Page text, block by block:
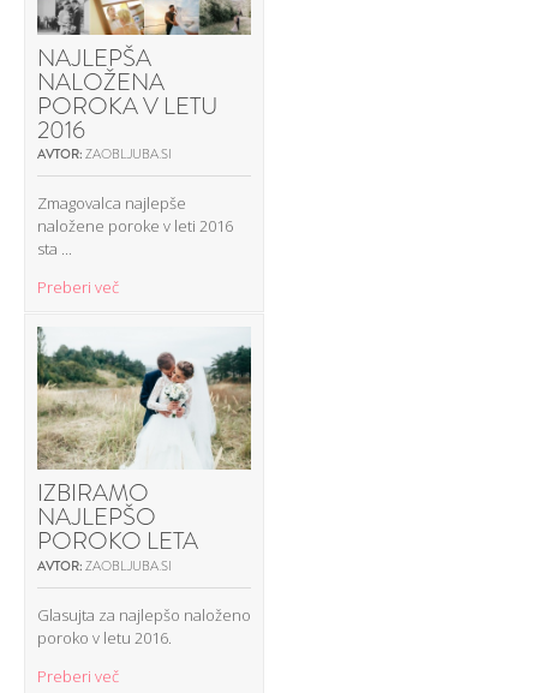
NAJLEPŠA
NALOŽENA
POROKA V LETU
2016
AVTOR:ZAOBLJUBA.SI
Zmagovalca najlepše
naložene poroke v leti 2016
sta ...
Preberi več
IZBIRAMO
NAJLEPŠO
POROKO LETA
AVTOR:ZAOBLJUBA.SI
Glasujta za najlepšo naloženo
poroko v letu 2016.
Preberi več